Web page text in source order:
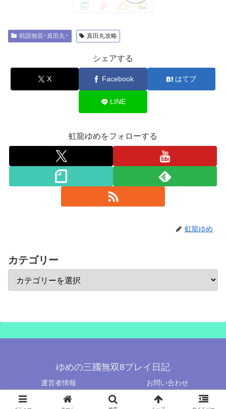
戦国無双~真田丸~ 真田丸攻略
シェアする
X Facebook はてブ
LINE
虹龍ゆめをフォローする
虹龍ゆめ
カテゴリー
ゆめの三國無双8プレイ日記
運営者情報 お問い合わせ
© 2019-2026 ゆめの三國無双8プレイ日記.